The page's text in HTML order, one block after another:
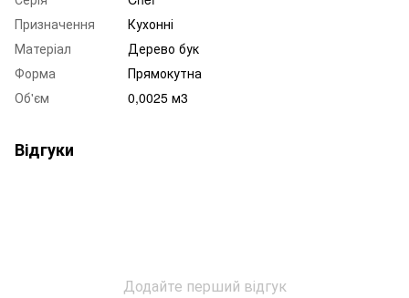
Призначення
Кухонні
Матеріал
Дерево бук
Форма
Прямокутна
Об'єм
0,0025 м3
Відгуки
Додайте перший відгук